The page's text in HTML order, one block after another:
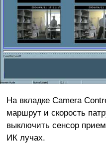
На вкладке Camera
маршрут и скорость
выключить сенсор
ИК лучах.